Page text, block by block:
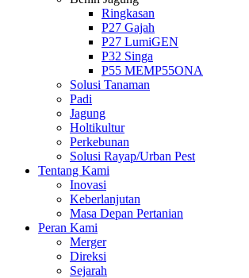
Ringkasan
P27 Gajah
P27 LumiGEN
P32 Singa
P55 MEMP55ONA
Solusi Tanaman
Padi
Jagung
Holtikultur
Perkebunan
Solusi Rayap/Urban Pest
Tentang Kami
Inovasi
Keberlanjutan
Masa Depan Pertanian
Peran Kami
Merger
Direksi
Sejarah